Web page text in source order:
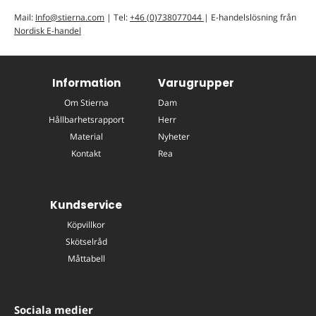
Mail: Info@stierna.com | Tel:+46 (0)738077044 | E-handelslösning från
Nordisk E-handel
Information
Om Stierna
Hållbarhetsrapport
Material
Kontakt
Varugrupper
Dam
Herr
Nyheter
Rea
Kundservice
Köpvillkor
Skötselråd
Måttabell
Sociala medier